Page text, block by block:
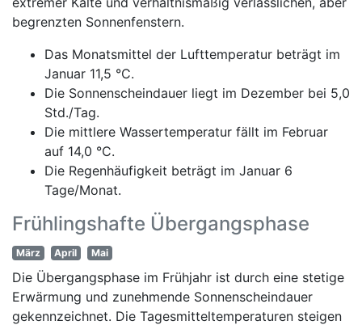
begrenzten Sonnenfenstern.
Das Monatsmittel der Lufttemperatur beträgt im
Januar 11,5 °C.
Die Sonnenscheindauer liegt im Dezember bei 5,0
Std./Tag.
Die mittlere Wassertemperatur fällt im Februar
auf 14,0 °C.
Die Regenhäufigkeit beträgt im Januar 6
Tage/Monat.
Frühlingshafte Übergangsphase
März April Mai
Die Übergangsphase im Frühjahr ist durch eine stetige
Erwärmung und zunehmende Sonnenscheindauer
gekennzeichnet. Die Tagesmitteltemperaturen steigen